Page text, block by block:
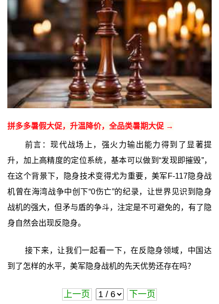
拼多多暑假大促，升温降价，全品类暑期大促 →
前言：现代战场上，强火力输出能力得到了显著提
升，加上高精度的定位系统，基本可以做到“发现即摧毁”，
在这个背景下，隐身技术变得尤为重要，美军F-117隐身战
机曾在海湾战争中创下“0伤亡”的纪录，让世界见识到隐身
战机的强大，但矛与盾的争斗，注定是不可避免的，有了隐
身自然会出现反隐身。
接下来，让我们一起看一下，在反隐身领域，中国达
到了怎样的水平，美军隐身战机的先天优势还存在吗？
上一页 下一页